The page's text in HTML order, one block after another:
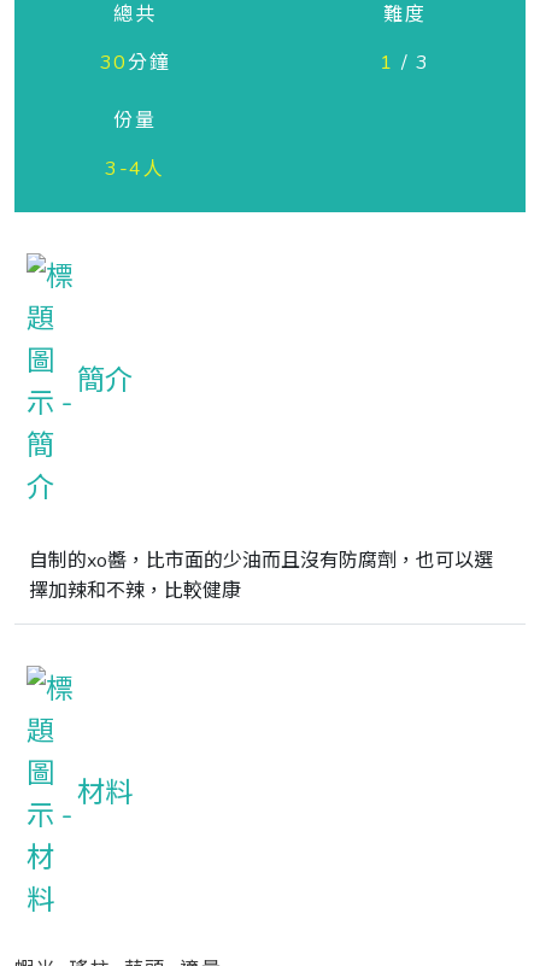
總共
30分鐘
難度
1 / 3
份量
3-4人
簡介
自制的xo醬，比市面的少油而且沒有防腐劑，也可以選
擇加辣和不辣，比較健康
材料